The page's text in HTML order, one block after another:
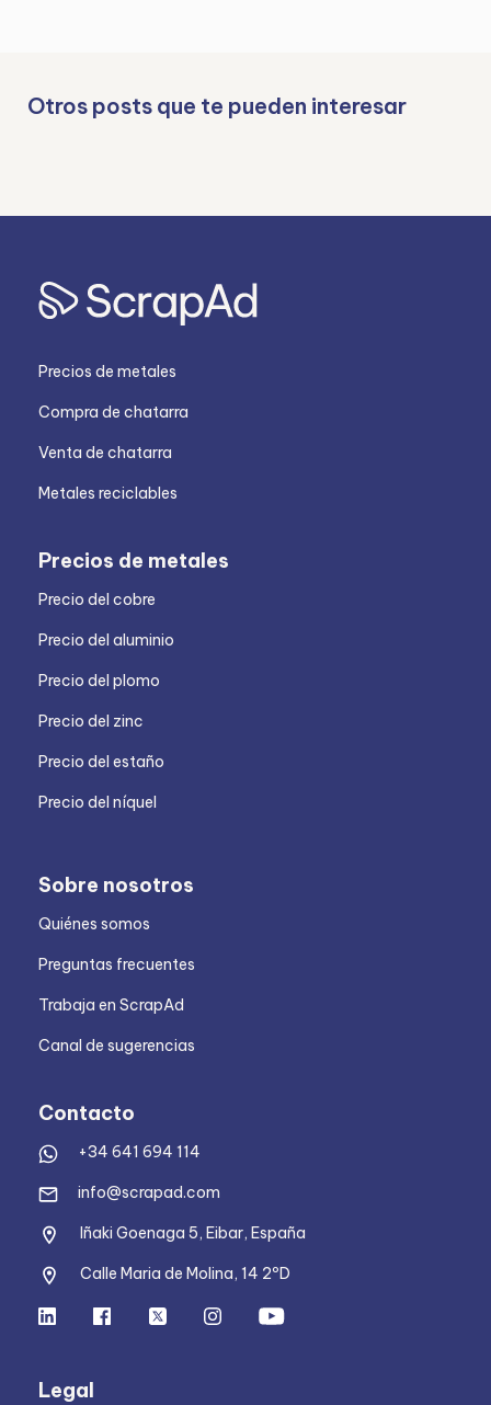
Otros posts que te pueden interesar
Precios de metales
Compra de chatarra
Venta de chatarra
Metales reciclables
Precios de metales
Precio del cobre
Precio del aluminio
Precio del plomo
Precio del zinc
Precio del estaño
Precio del níquel
Sobre nosotros
Quiénes somos
Preguntas frecuentes
Trabaja en ScrapAd
Canal de sugerencias
Contacto
+34 641 694 114
info@scrapad.com
Iñaki Goenaga 5, Eibar, España
Calle Maria de Molina, 14 2ºD
Legal